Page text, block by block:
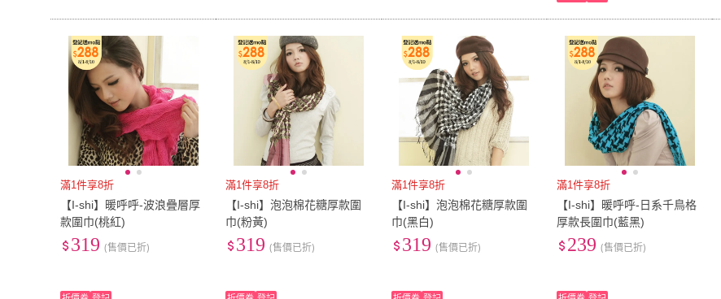
滿1件享8折
【I-shi】暖呼呼-波浪疊層厚
款圍巾(桃紅)
319 (售價已折)
滿1件享8折
【I-shi】泡泡棉花糖厚款圍
巾(粉黃)
319 (售價已折)
滿1件享8折
【I-shi】泡泡棉花糖厚款圍
巾(黑白)
319 (售價已折)
滿1件享8折
【I-shi】暖呼呼-日系千鳥格
厚款長圍巾(藍黑)
239 (售價已折)